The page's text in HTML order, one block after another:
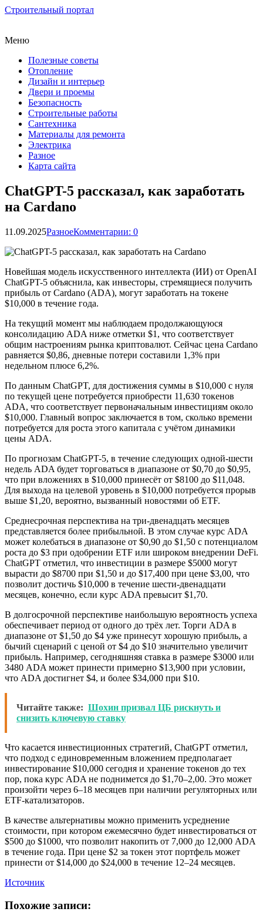
Строительный портал
Меню
Полезные советы
Отопление
Дизайн и интерьер
Двери и проемы
Безопасность
Строительные работы
Сантехника
Материалы для ремонта
Электрика
Разное
Карта сайта
ChatGPT-5 рассказал, как заработать
на Cardano
11.09.2025РазноеКомментарии: 0
Новейшая модель искусственного интеллекта (ИИ) от OpenAI
ChatGPT-5 объяснила, как инвесторы, стремящиеся получить
прибыль от Cardano (ADA), могут заработать на токене
$10,000 в течение года.
На текущий момент мы наблюдаем продолжающуюся
консолидацию ADA ниже отметки $1, что соответствует
общим настроениям рынка криптовалют. Сейчас цена Cardano
равняется $0,86, дневные потери составили 1,3% при
недельном плюсе 6,2%.
По данным ChatGPT, для достижения суммы в $10,000 с нуля
по текущей цене потребуется приобрести 11,630 токенов
ADA, что соответствует первоначальным инвестициям около
$10,000. Главный вопрос заключается в том, сколько времени
потребуется для роста этого капитала с учётом динамики
цены ADA.
По прогнозам ChatGPT-5, в течение следующих одной-шести
недель ADA будет торговаться в диапазоне от $0,70 до $0,95,
что при вложениях в $10,000 принесёт от $8100 до $11,048.
Для выхода на целевой уровень в $10,000 потребуется прорыв
выше $1,20, вероятно, вызванный новостями об ETF.
Среднесрочная перспектива на три-двенадцать месяцев
представляется более прибыльной. В этом случае курс ADA
может колебаться в диапазоне от $0,90 до $1,50 с потенциалом
роста до $3 при одобрении ETF или широком внедрении DeFi.
ChatGPT отметил, что инвестиции в размере $5000 могут
вырасти до $8700 при $1,50 и до $17,400 при цене $3,00, что
позволит достичь $10,000 в течение шести-двенадцати
месяцев, конечно, если курс ADA превысит $1,70.
В долгосрочной перспективе наибольшую вероятность успеха
обеспечивает период от одного до трёх лет. Торги ADA в
диапазоне от $1,50 до $4 уже принесут хорошую прибыль, а
бычий сценарий с ценой от $4 до $10 значительно увеличит
прибыль. Например, сегодняшняя ставка в размере $3000 или
3480 ADA может принести примерно $13,900 при условии,
что ADA достигнет $4, и более $34,000 при $10.
Читайте также: Шохин призвал ЦБ рискнуть и
снизить ключевую ставку
Что касается инвестиционных стратегий, ChatGPT отметил,
что подход с единовременным вложением предполагает
инвестирование $10,000 сегодня и хранение токенов до тех
пор, пока курс ADA не поднимется до $1,70–2,00. Это может
произойти через 6–18 месяцев при наличии регуляторных или
ETF-катализаторов.
В качестве альтернативы можно применить усреднение
стоимости, при котором ежемесячно будет инвестироваться от
$500 до $1000, что позволит накопить от 7,000 до 12,000 ADA
в течение года. При цене $2 за токен этот портфель может
принести от $14,000 до $24,000 в течение 12–24 месяцев.
Источник
Похожие записи: